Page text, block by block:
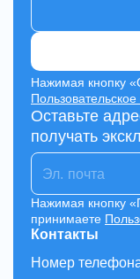
Контакты
Номер
Нажимая кнопку
Оставьте
получать
Нажимая кнопку
принимаете